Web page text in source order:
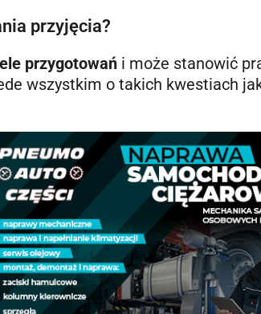
przyjęcia?
przygotowań i może stanowić
wszystkim o takich kwestiach